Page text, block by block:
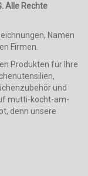
Alle Rechte
Namen
Firmen.
Produkten für Ihre
und
mutti-kocht-am-
denn unsere